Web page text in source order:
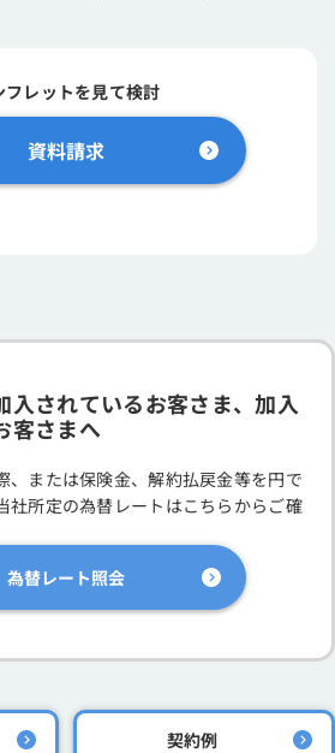
フレットを見て検討
資料請求
入されているお客さま、加入
客さまへ
、または保険金、解約払戻金等を円で
社所定の為替レートはこちらからご確
為替レート照会
契約例